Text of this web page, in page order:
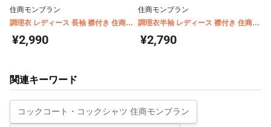
住商モンブラン
調理衣 レディース 長袖 襟付き 住商モ
¥2,990
住商モンブラン
調理衣半袖 レディース 襟付き 住商モ
¥2,790
関連キーワード
コックコート・コックシャツ 住商モンブラン